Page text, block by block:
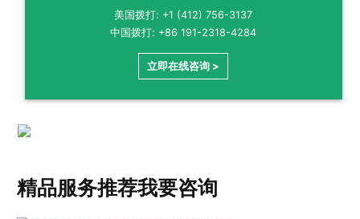
美国拨打: +1 (412) 756-3137
中国拨打: +86 191-2318-4284
立即在线咨询 >
精品服务推荐我要咨询